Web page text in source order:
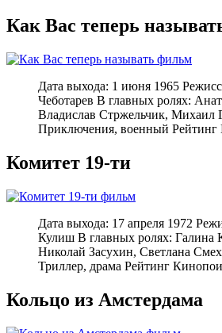
Как Вас теперь
Дата выхода: 1 июня 1965
Чеботарев В главных ролях:
Владислав Стржельчик, Михаил
Приключения, военный Рейтинг
Комитет 19-ти
Дата выхода: 17 апреля 1972
Кулиш В главных ролях: Галина
Николай Засухин, Светлана
Триллер, драма Рейтинг
Кольцо из Амстердама